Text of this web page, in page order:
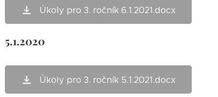
Úkoly pro 3. ročník 6.1.2021.docx
5.1.2020
Úkoly pro 3. ročník 5.1.2021.docx